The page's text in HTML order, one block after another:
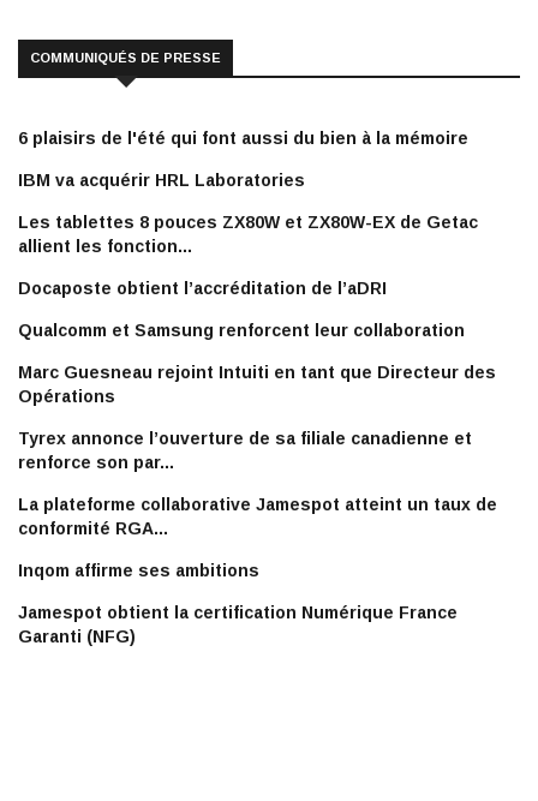
COMMUNIQUÉS DE PRESSE
6 plaisirs de l'été qui font aussi du bien à la mémoire
IBM va acquérir HRL Laboratories
Les tablettes 8 pouces ZX80W et ZX80W-EX de Getac
allient les fonction...
Docaposte obtient l’accréditation de l’aDRI
Qualcomm et Samsung renforcent leur collaboration
Marc Guesneau rejoint Intuiti en tant que Directeur des
Opérations
Tyrex annonce l’ouverture de sa filiale canadienne et
renforce son par...
La plateforme collaborative Jamespot atteint un taux de
conformité RGA...
Inqom affirme ses ambitions
Jamespot obtient la certification Numérique France
Garanti (NFG)